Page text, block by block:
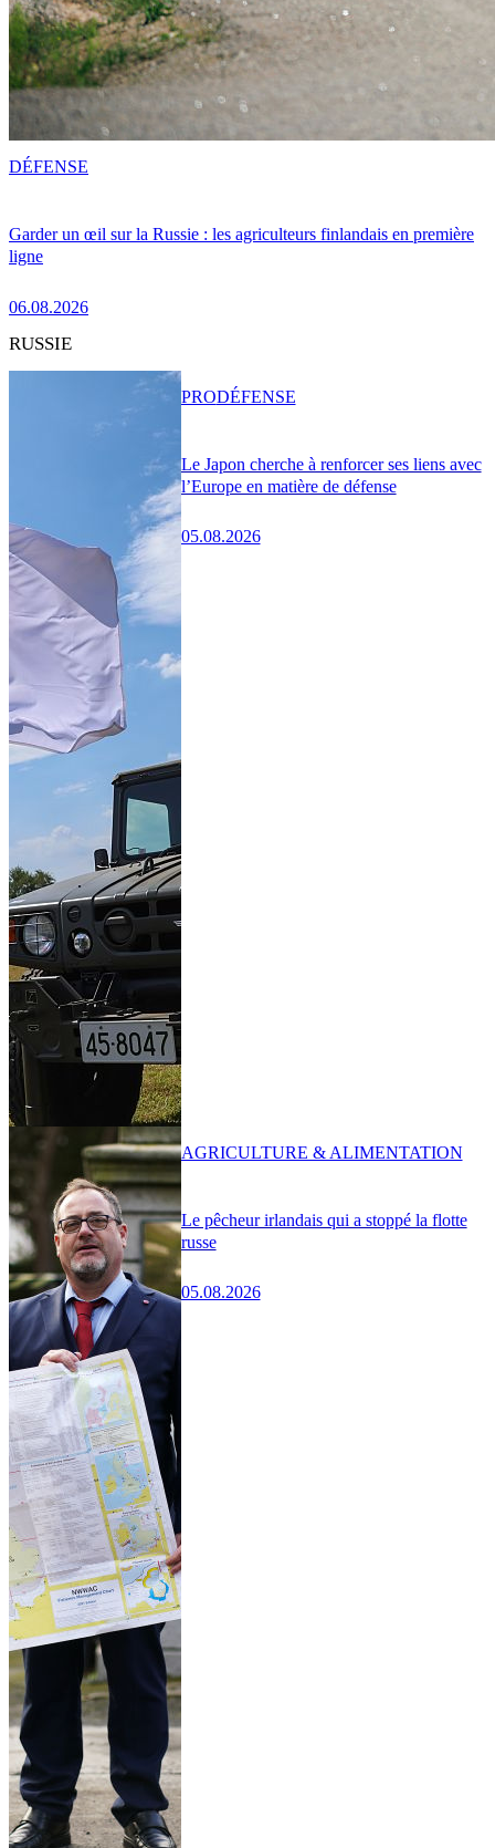
Garder un œil sur la Russie : les agriculteurs finlandais en première
ligne
06.08.2026
DÉFENSE
RUSSIE
Le Japon cherche à renforcer ses liens avec
l’Europe en matière de défense
05.08.2026
PRODÉFENSE
Le pêcheur irlandais qui a stoppé la flotte
russe
05.08.2026
AGRICULTURE & ALIMENTATION